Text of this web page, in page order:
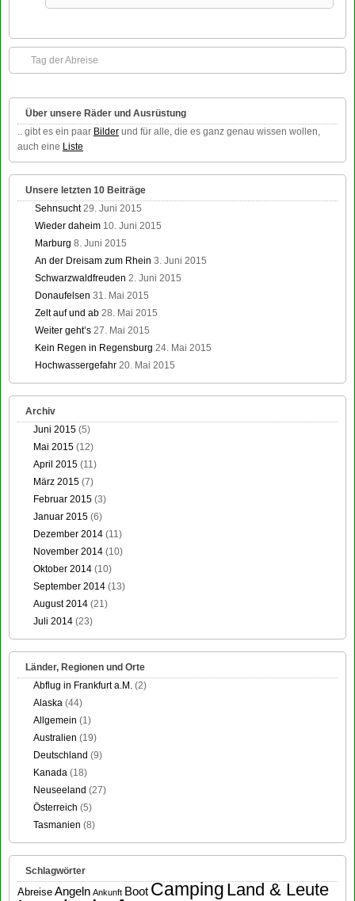
Tag der Abreise
Über unsere Räder und Ausrüstung
.. gibt es ein paar Bilder und für alle, die es ganz genau wissen wollen,
auch eine Liste
Unsere letzten 10 Beiträge
Sehnsucht 29. Juni 2015
Wieder daheim 10. Juni 2015
Marburg 8. Juni 2015
An der Dreisam zum Rhein 3. Juni 2015
Schwarzwaldfreuden 2. Juni 2015
Donaufelsen 31. Mai 2015
Zelt auf und ab 28. Mai 2015
Weiter geht’s 27. Mai 2015
Kein Regen in Regensburg 24. Mai 2015
Hochwassergefahr 20. Mai 2015
Archiv
Juni 2015 (5)
Mai 2015 (12)
April 2015 (11)
März 2015 (7)
Februar 2015 (3)
Januar 2015 (6)
Dezember 2014 (11)
November 2014 (10)
Oktober 2014 (10)
September 2014 (13)
August 2014 (21)
Juli 2014 (23)
Länder, Regionen und Orte
Abflug in Frankfurt a.M. (2)
Alaska (44)
Allgemein (1)
Australien (19)
Deutschland (9)
Kanada (18)
Neuseeland (27)
Österreich (5)
Tasmanien (8)
Schlagwörter
Abreise Angeln Ankunft Boot Camping Land & Leute